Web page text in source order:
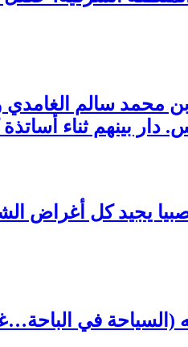
بن محمد سالم
بينهم ثناء أساتذة
يجيد كل أغراض
(السياحة في